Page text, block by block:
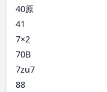
40原
41
7×2
70B
7zu7
88